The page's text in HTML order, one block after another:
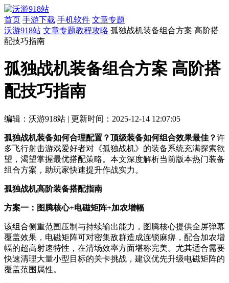
首页 手游下载 手机软件 文章专题
沃游918站 文章专题教程攻略 孤独战机装备组合方案 高阶搭
配技巧指南
孤独战机装备组合方案 高阶搭
配技巧指南
编辑：沃游918站 | 更新时间：2025-12-14 12:07:05
孤独战机装备如何合理配置？顶级装备如何组合效果最佳？许
多飞行射击游戏爱好者对《孤独战机》的装备系统充满探索欲
望，渴望掌握最优搭配策略。本文深度解析当前版本热门装备
组合方案，助玩家快速提升作战实力。
孤独战机高阶装备搭配指南
方案一：图腾核心+电磁矩阵+加农增幅
该组合侧重范围压制与持续输出能力，图腾核心提供全屏弹幕
覆盖效果，电磁矩阵可对密集敌群造成连锁麻痹，配合加农增
幅的超高射速特性，在清场效率方面堪称完美。尤其适合需要
快速清理大量小型目标的关卡挑战，建议优先升级电磁矩阵的
覆盖范围属性。